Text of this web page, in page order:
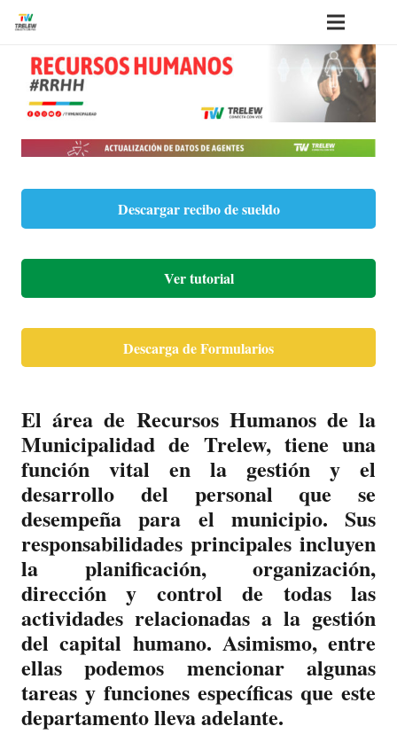
Descargar recibo de sueldo
Ver tutorial
Descarga de Formularios
El área de Recursos Humanos de la
Municipalidad de Trelew, tiene una
función vital en la gestión y el
desarrollo del personal que se
desempeña para el municipio. Sus
responsabilidades principales incluyen
la planificación, organización,
dirección y control de todas las
actividades relacionadas a la gestión
del capital humano. Asimismo, entre
ellas podemos mencionar algunas
tareas y funciones específicas que este
departamento lleva adelante.